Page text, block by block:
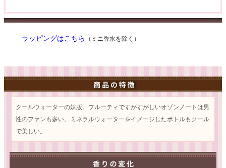
ラッピングはこちら （ミニ香水を除く）
クールウォーターの妹版。フルーティですがすがしいオゾンノートは男
性のファンも多い。ミネラルウォーターをイメージしたボトルもクール
で美しい。